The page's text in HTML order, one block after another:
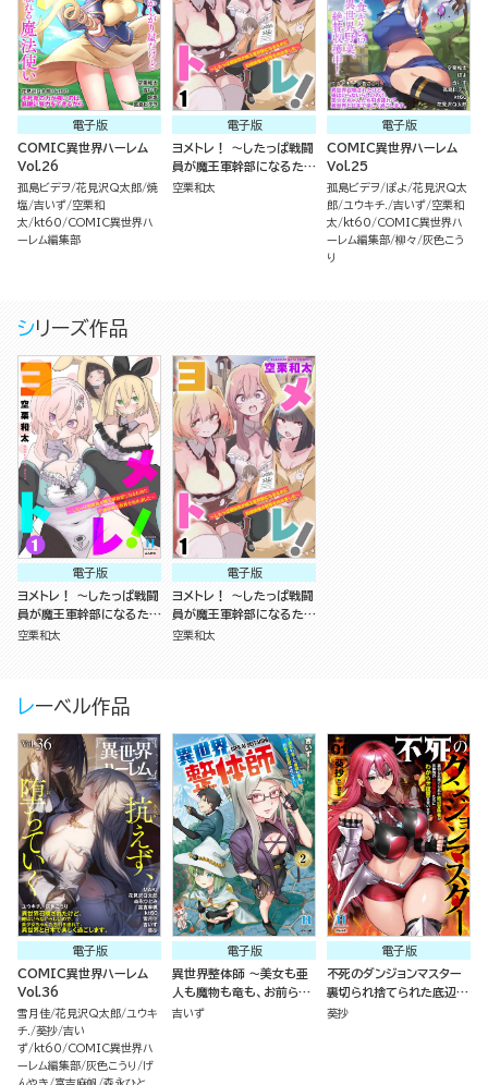
電子版
COMIC異世界ハーレム
Vol.26
孤島ビデヲ 花見沢Q太郎 焼
塩 吉いず 空栗和
太
kt60
COMIC異世界ハ
ーレム編集部
電子版
ヨメトレ！ ～したっぱ戦闘
員が魔王軍幹部になるため
に花嫁候補の教育を始めま
空栗和太
電子版
COMIC異世界ハーレム
Vol.25
孤島ビデヲ ぽよ 花見沢Q太
郎 ユウキチ. 吉いず 空栗和
太
kt60
COMIC異世界ハ
ーレム編集部 柳々 灰色こう
り
シリーズ作品
電子版
ヨメトレ！ ～したっぱ戦闘
員が魔王軍幹部になるため
に花嫁候補の教育を始めま
空栗和太
電子版
ヨメトレ！ ～したっぱ戦闘
員が魔王軍幹部になるため
に花嫁候補の教育を始めま
空栗和太
レーベル作品
電子版
COMIC異世界ハーレム
Vol.36
雪月佳 花見沢Q太郎 ユウキ
チ. 葵抄 吉い
ず
kt60
COMIC異世界ハ
ーレム編集部 灰色こうり
げ
電子版
異世界整体師 ～美女も亜
人も魔物も竜も、お前ら全
員揉みほぐす!!～ （2）
吉いず
電子版
不死のダンジョンマスター
裏切られ捨てられた底辺冒
険者が元仲間の女冒険者た
葵抄